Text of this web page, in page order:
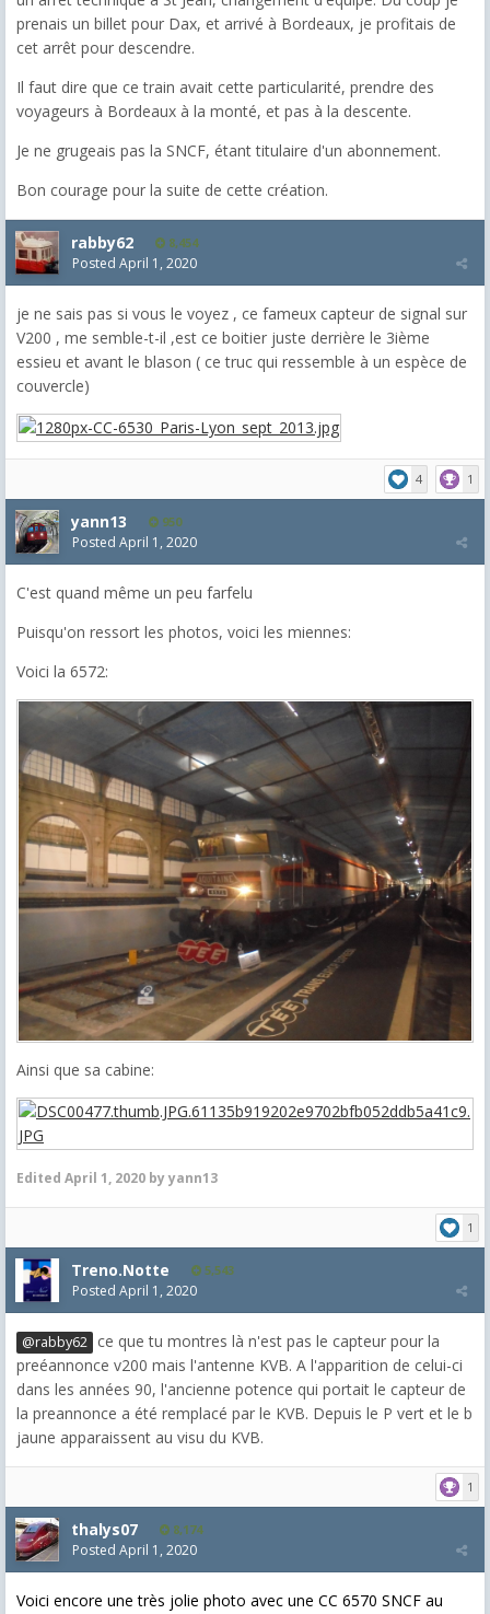
prenais un billet pour Dax, et arrivé à Bordeaux, je profitais de
cet arrêt pour descendre.
Il faut dire que ce train avait cette particularité, prendre des
voyageurs à Bordeaux à la monté, et pas à la descente.
Je ne grugeais pas la SNCF, étant titulaire d'un abonnement.
Bon courage pour la suite de cette création.
rabby62 8,454
Posted April 1, 2020
je ne sais pas si vous le voyez , ce fameux capteur de signal sur
V200 , me semble-t-il ,est ce boitier juste derrière le 3ième
essieu et avant le blason ( ce truc qui ressemble à un espèce de
couvercle)
4 1
yann13 950
Posted April 1, 2020
C'est quand même un peu farfelu
Puisqu'on ressort les photos, voici les miennes:
Voici la 6572:
Ainsi que sa cabine:
Edited April 1, 2020 by yann13
1
Treno.Notte 5,543
Posted April 1, 2020
@rabby62 ce que tu montres là n'est pas le capteur pour la
preéannonce v200 mais l'antenne KVB. A l'apparition de celui-ci
dans les années 90, l'ancienne potence qui portait le capteur de
la preannonce a été remplacé par le KVB. Depuis le P vert et le b
jaune apparaissent au visu du KVB.
1
thalys07 8,174
Posted April 1, 2020
Voici encore une très jolie photo avec une CC 6570 SNCF au